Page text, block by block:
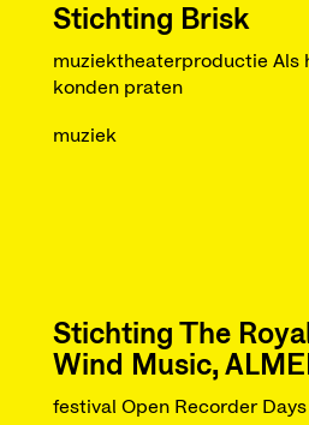
Stichting Brisk
muziektheaterproductie Als
konden praten
muziek
Stichting The
Wind Music,
festival Open Recorder Days